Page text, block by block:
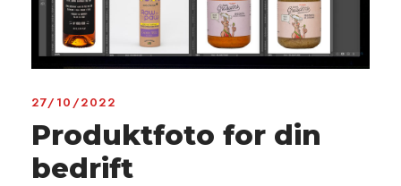
27/10/2022
Produktfoto for din
bedrift